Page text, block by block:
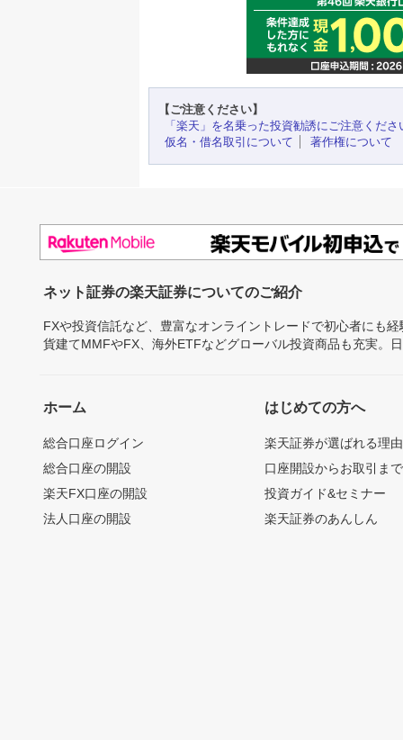
【ご注意ください】
「楽天」を名乗った投資勧誘にご注意くださ
仮名・借名取引について
著作権について
ネット証券の楽天証券についてのご紹介
FXや投資信託など、豊富なオンライントレードで初心者にも
貨建てMMFやFX、海外ETFなどグローバル投資商品も充実。
ホーム
総合口座ログイン
総合口座の開設
楽天FX口座の開設
法人口座の開設
はじめての方へ
楽天証券が選ばれる理由
口座開設からお取引ま
投資ガイド&セミナー
楽天証券のあんしん